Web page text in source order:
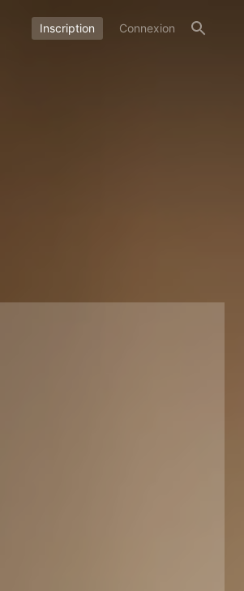
Inscription Connexion